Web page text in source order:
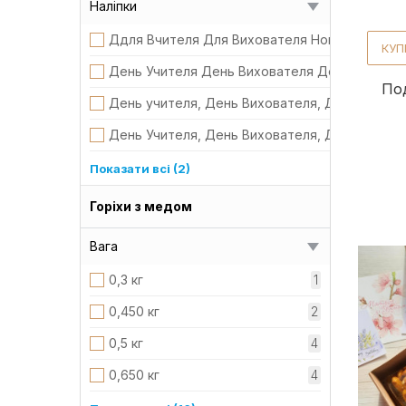
коробка подарункова, атасна стрічка
коробка подарункова, атасна стрічка,
коробка подарункова, атасна стрічка,
подарункова коробка
Наліпки
Ддля Вчителя Для Вихователя Новий рік
День Учителя День Вихователя День
День учителя, День Вихователя, День
День Учителя, День Вихователя, День
Для вчителя, Для вихователя, Для жінок, 8
Для Учителя Для Вихователя День
Показати всі (2)
Горіхи з медом
Вага
0,3 кг 1
0,450 кг 2
0,5 кг 4
0,650 кг 4